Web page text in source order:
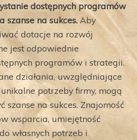
dostępnych programów
szanse na sukces. Aby
dotacje na rozwój
jest odpowiednie
programów i strategii.
działania, uwzględniające
potrzeby firmy, mogą
szanse na sukces. Znajomość
wsparcia, umiejętność
własnych potrzeb i